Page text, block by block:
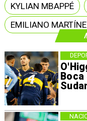
KYLIAN MBAPPÉ
EMILIANO